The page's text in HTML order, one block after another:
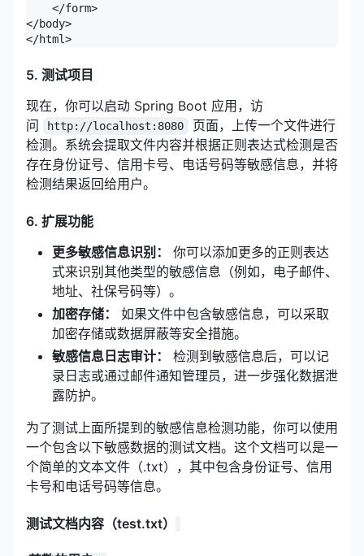
</form>
</body>
</html>
5. 测试项目
现在，你可以启动 Spring Boot 应用，访
问
http://localhost:8080
页面，上传一个文件进行
检测。系统会提取文件内容并根据正则表达式检测是否
存在身份证号、信用卡号、电话号码等敏感信息，并将
检测结果返回给用户。
6. 扩展功能
更多敏感信息识别：
你可以添加更多的正则表达
式来识别其他类型的敏感信息（例如，电子邮件、
地址、社保号码等）。
加密存储：
如果文件中包含敏感信息，可以采取
加密存储或数据屏蔽等安全措施。
敏感信息日志审计：
检测到敏感信息后，可以记
录日志或通过邮件通知管理员，进一步强化数据泄
露防护。
为了测试上面所提到的敏感信息检测功能，你可以使用
一个包含以下敏感数据的测试文档。这个文档可以是一
个简单的文本文件（.txt），其中包含身份证号、信用
卡号和电话号码等信息。
测试文档内容（test.txt）